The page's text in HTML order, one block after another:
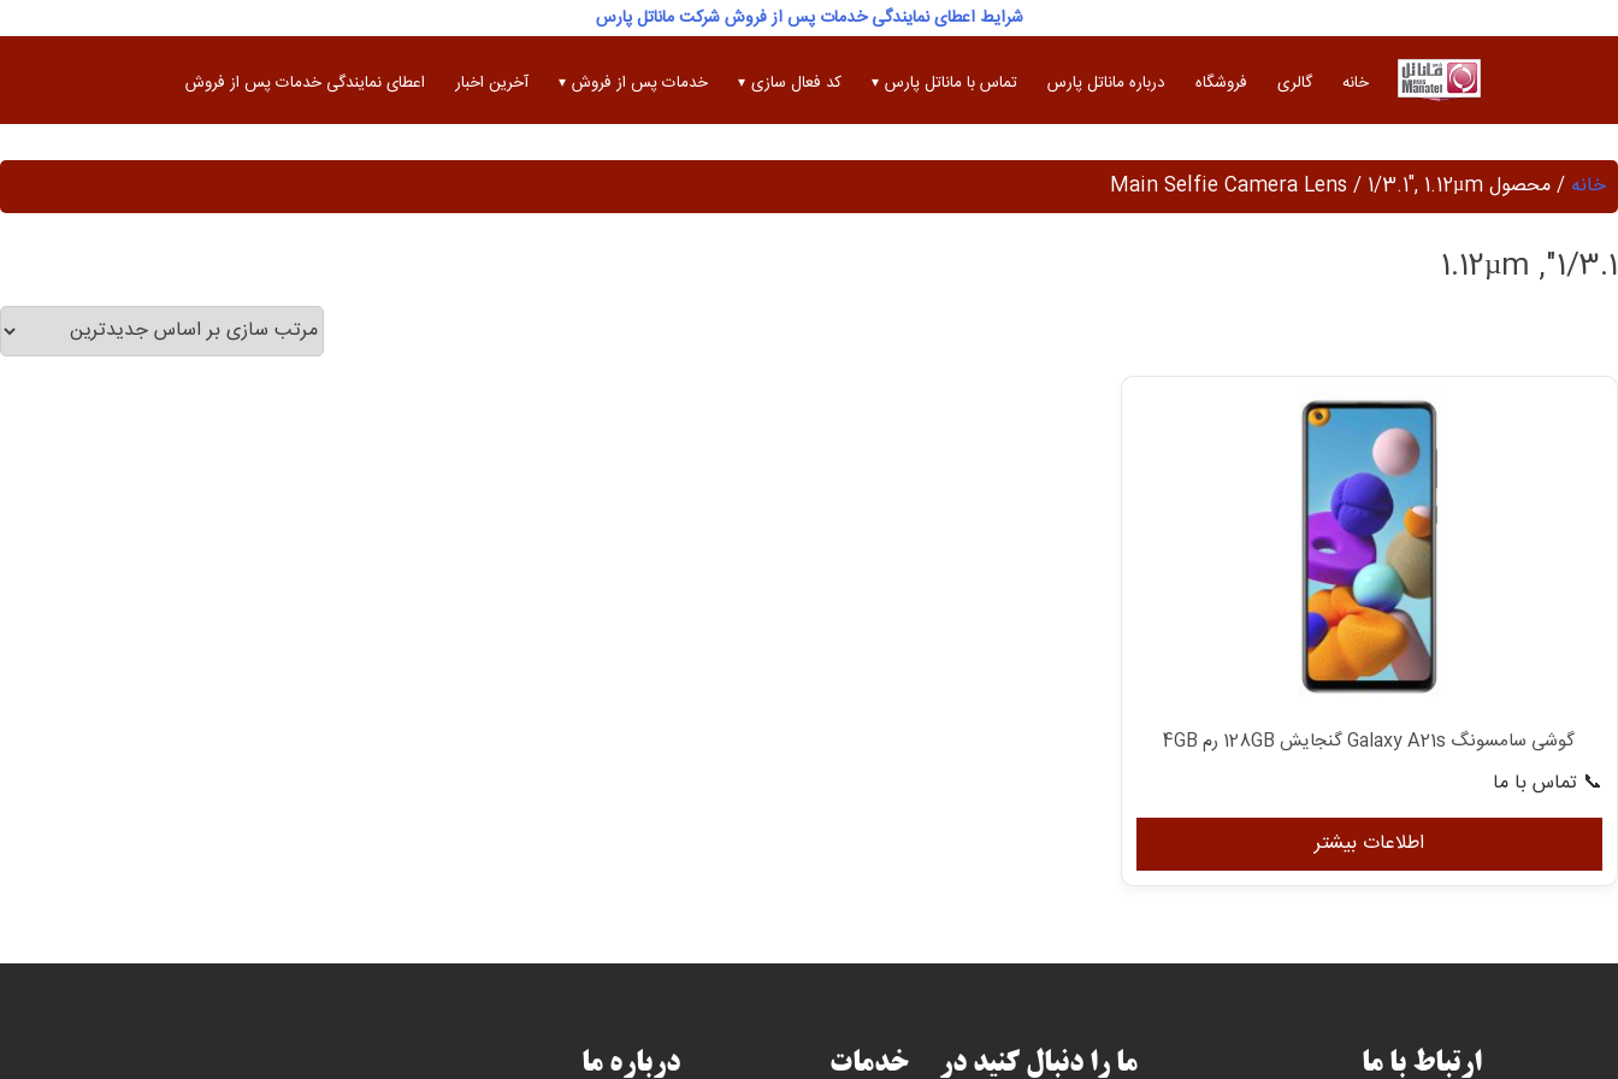
to
شرایط اعطای نمایندگی خدمات پس از فروش شرکت ماناتل پارس
خانه گالری فروشگاه درباره ماناتل پارس تماس با ماناتل پارس کد فعال سازی خدمات پس از فروش آخرین اخبار اعطای نمایندگی خدمات پس از فروش
خانه / محصول Main Selfie Camera Lens / 1/3.1", 1.12µm
1/3.1", 1.12µm
گوشی سامسونگ Galaxy A21s گنجایش 128GB رم 4GB
📞 تماس با ما
اطلاعات بیشتر
ارتباط با ما ما را دنبال کنید در خدمات درباره ما